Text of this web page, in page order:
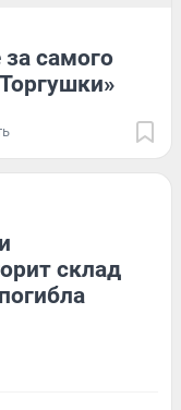
самого
склад